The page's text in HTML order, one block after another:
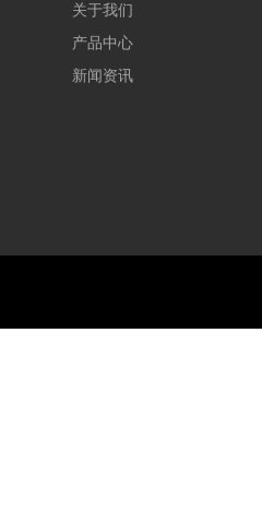
关于我们
产品中心
新闻资讯